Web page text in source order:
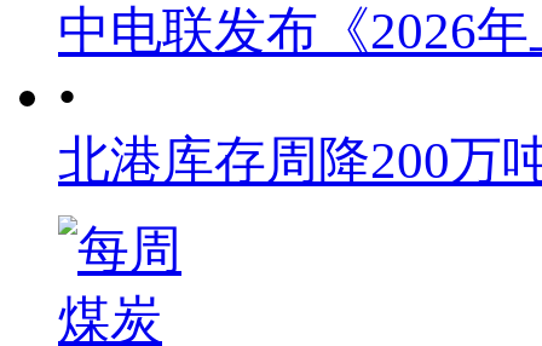
中电联发布《2026
•
北港库存周降200万